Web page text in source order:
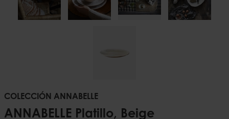
COLECCIÓN ANNABELLE
ANNABELLE Platillo, Beige